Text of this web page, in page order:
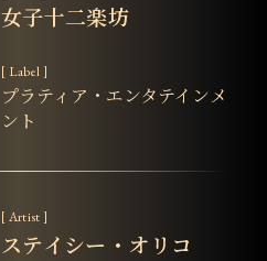
女子十二楽坊
[ Label ]
プラティア・エンタテインメ
ント
[ Artist ]
ステイシー・オリコ